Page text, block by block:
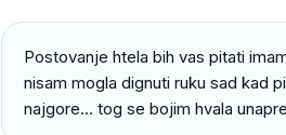
Postovanje htela bih vas pitati
nisam mogla dignuti ruku sad kad
najgore... tog se bojim hvala